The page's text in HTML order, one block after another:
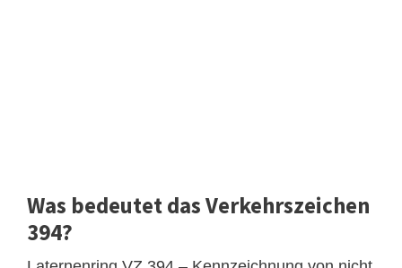
Was bedeutet das Verkehrszeichen
394?